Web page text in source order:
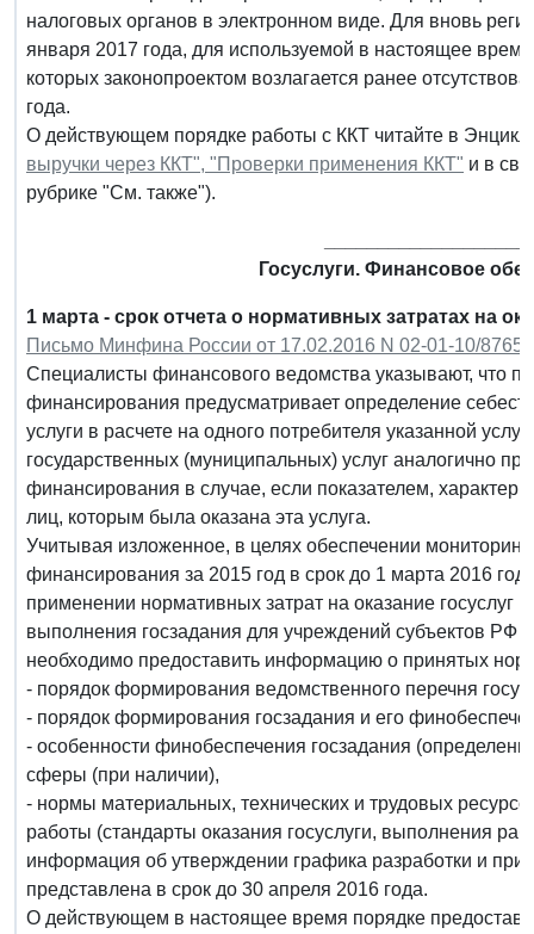
налоговых органов в электронном виде. Для вновь
января 2017 года, для используемой в настоящее
которых законопроектом возлагается ранее
года.
О действующем порядке работы с ККТ читайте в
выручки через ККТ", "Проверки применения ККТ" и в
рубрике "См. также").
Госуслуги. Финансовое
1 марта - срок отчета о нормативных затратах на
Письмо Минфина России от 17.02.2016 N 02-01-10/8765
Специалисты финансового ведомства указывают, что
финансирования предусматривает определение
услуги в расчете на одного потребителя указанной
государственных (муниципальных) услуг аналогично
финансирования в случае, если показателем,
лиц, которым была оказана эта услуга.
Учитывая изложенное, в целях обеспечении
финансирования за 2015 год в срок до 1 марта 2016
применении нормативных затрат на оказание госуслуг
выполнения госзадания для учреждений субъектов РФ
необходимо предоставить информацию о принятых
- порядок формирования ведомственного перечня
- порядок формирования госзадания и его
- особенности финобеспечения госзадания
сферы (при наличии),
- нормы материальных, технических и трудовых
работы (стандарты оказания госуслуги, выполнения
информация об утверждении графика разработки и
представлена в срок до 30 апреля 2016 года.
О действующем в настоящее время порядке